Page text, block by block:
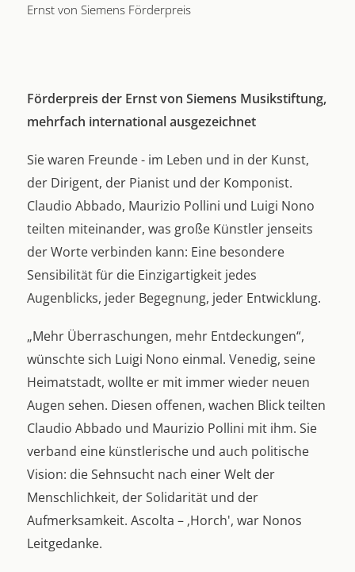
Ernst von Siemens Förderpreis
Förderpreis der Ernst von Siemens Musikstiftung,
mehrfach international ausgezeichnet
Sie waren Freunde - im Leben und in der Kunst,
der Dirigent, der Pianist und der Komponist.
Claudio Abbado, Maurizio Pollini und Luigi Nono
teilten miteinander, was große Künstler jenseits
der Worte verbinden kann: Eine besondere
Sensibilität für die Einzigartigkeit jedes
Augenblicks, jeder Begegnung, jeder Entwicklung.
„Mehr Überraschungen, mehr Entdeckungen“,
wünschte sich Luigi Nono einmal. Venedig, seine
Heimatstadt, wollte er mit immer wieder neuen
Augen sehen. Diesen offenen, wachen Blick teilten
Claudio Abbado und Maurizio Pollini mit ihm. Sie
verband eine künstlerische und auch politische
Vision: die Sehnsucht nach einer Welt der
Menschlichkeit, der Solidarität und der
Aufmerksamkeit. Ascolta – ‚Horch', war Nonos
Leitgedanke.